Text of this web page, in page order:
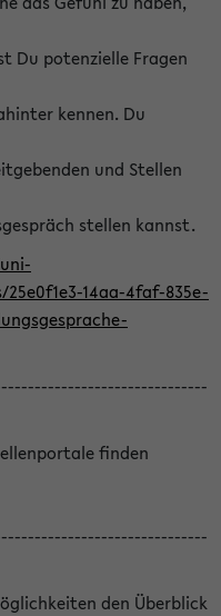
Du potenzielle Fragen
kennen. Du
und Stellen
stellen kannst.
14aa-4faf-835e-
finden
den Überblick